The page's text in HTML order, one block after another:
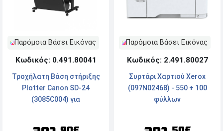
Παρόμοια Βάσει Εικόνας
Κωδικός: 0.491.80041
Τροχήλατη Βάση στήριξης
Plotter Canon SD-24
(3085C004) για
Παρόμοια Βάσει Εικόνας
Κωδικός: 2.491.80027
Συρτάρι Χαρτιού Xerox
(097N02468) - 550 + 100
φύλλων